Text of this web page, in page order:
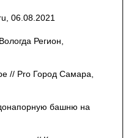
06.08.2021
Регион,
// Pro Город Самара,
башню на